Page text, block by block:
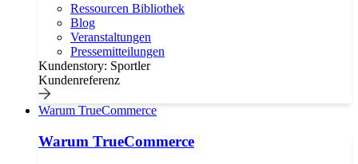
Ressourcen Bibliothek
Blog
Veranstaltungen
Pressemitteilungen
Kundenstory: Sportler
Kundenreferenz
Warum TrueCommerce
Warum TrueCommerce